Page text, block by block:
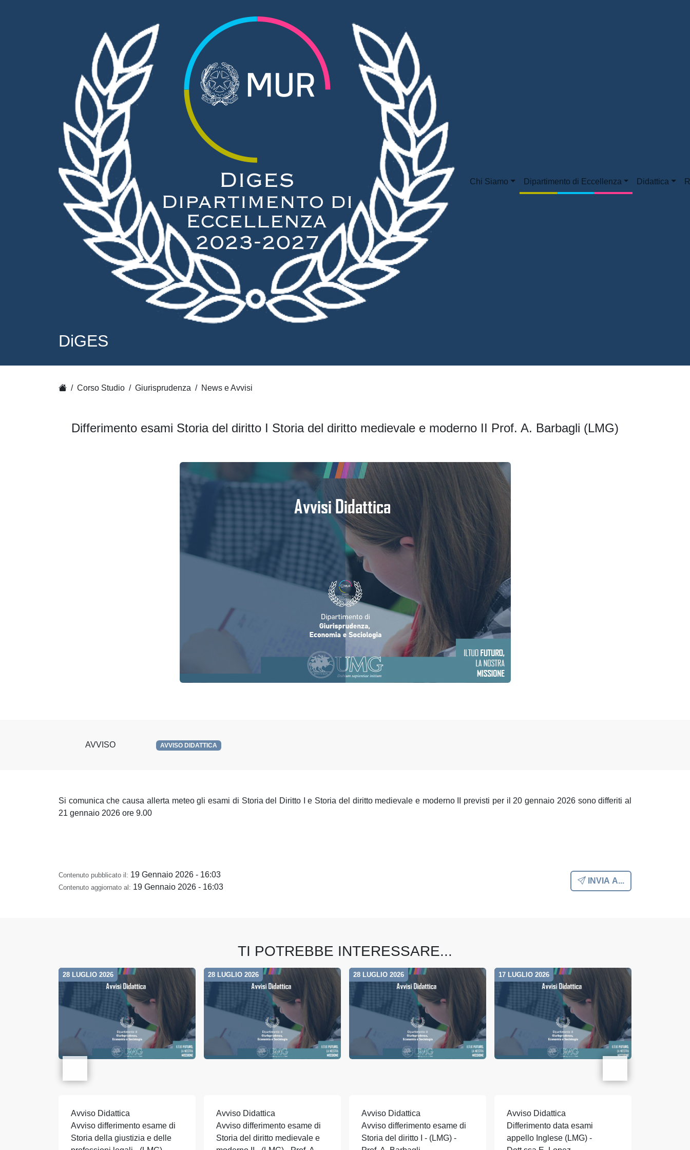
DiGES
Chi Siamo Dipartimento di Eccellenza Didattica
Corso Studio Giurisprudenza News e Avvisi
Differimento esami Storia del diritto I Storia del diritto medievale e moderno II Prof. A. Barbagli (LMG)
AVVISO AVVISO DIDATTICA
Si comunica che causa allerta meteo gli esami di Storia del Diritto I e Storia del diritto medievale e moderno II previsti per il 20 gennaio 2026 sono differiti al
21 gennaio 2026 ore 9.00
Contenuto pubblicato il: 19 Gennaio 2026 - 16:03
Contenuto aggiornato al: 19 Gennaio 2026 - 16:03
INVIA A...
TI POTREBBE INTERESSARE...
28 LUGLIO 2026
Avviso Didattica
Avviso differimento esame di
Storia della giustizia e delle
28 LUGLIO 2026
Avviso Didattica
Avviso differimento esame di
Storia del diritto medievale e
28 LUGLIO 2026
Avviso Didattica
Avviso differimento esame di
Storia del diritto I - (LMG) -
17 LUGLIO 2026
Avviso Didattica
Differimento data esami
appello Inglese (LMG) -